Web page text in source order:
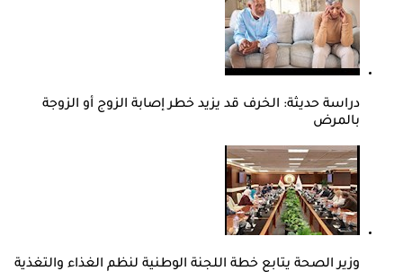
دراسة حديثة: الخرف قد يزيد خطر إصابة الزوج أو الزوجة
بالمرض
وزير الصحة يتابع خطة اللجنة الوطنية لنظم الغذاء والتغذية